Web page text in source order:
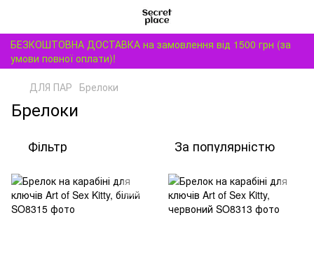
БЕЗКОШТОВНА ДОСТАВКА на замовлення від 1500 грн (за
умови повної оплати)!
ДЛЯ ПАР Брелоки
Брелоки
Фільтр За популярністю